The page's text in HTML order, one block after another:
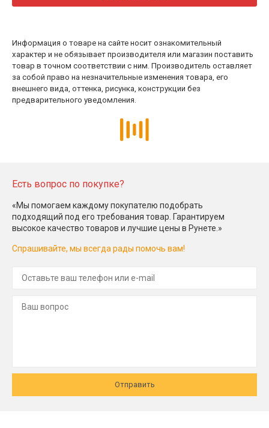
Информация о товаре на сайте носит ознакомительный
характер и не обязывает производителя или магазин поставить
товар в точном соответствии с ним. Производитель оставляет
за собой право на незначительные изменения товара, его
внешнего вида, оттенка, рисунка, конструкции без
предварительного уведомления.
Есть вопрос по покупке?
«Мы помогаем каждому покупателю подобрать
подходящий под его требования товар. Гарантируем
высокое качество товаров и лучшие цены в Рунете.»
Спрашивайте, мы всегда рады помочь вам!
Отправить